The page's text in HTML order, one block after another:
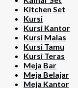
Kitchen Set
Kursi
Kursi Kantor
Kursi Malas
Kursi Tamu
Kursi Teras
Meja Bar
Meja Belajar
Meja Kantor